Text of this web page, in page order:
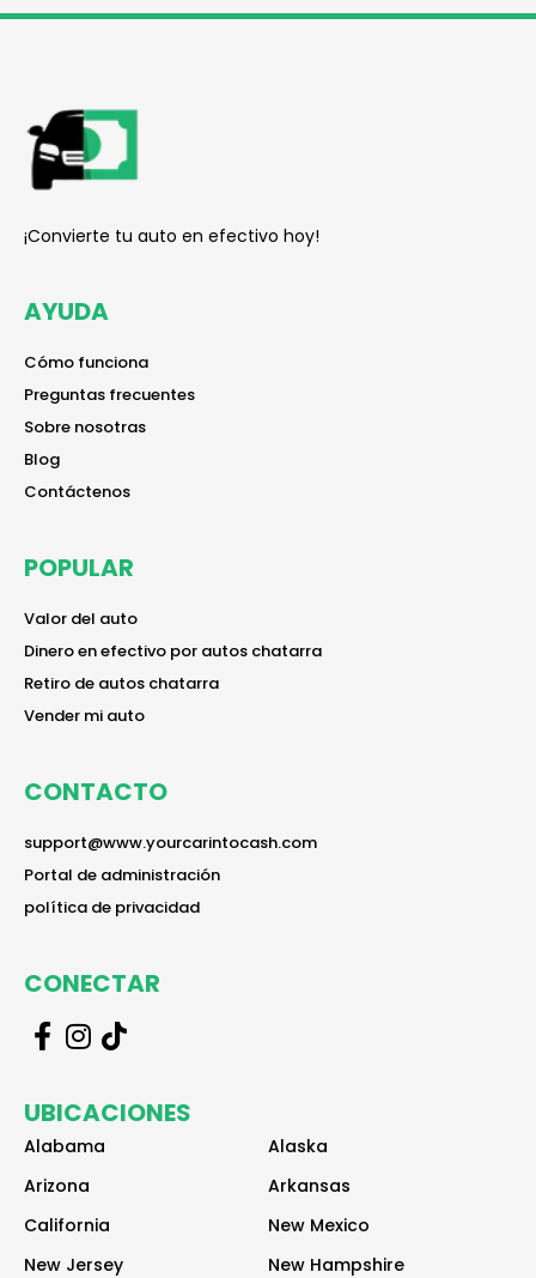
¡Convierte tu auto en efectivo hoy!
AYUDA
Cómo funciona
reader
Preguntas frecuentes
reader
Sobre nosotras
reader
Blog
reader
Contáctenos
reader
POPULAR
Valor del auto
reader
Dinero en efectivo por autos chatarra
reader
Retiro de autos chatarra
reader
Vender mi auto
reader
CONTACTO
support@www.yourcarintocash.com
reader
Portal de administración
reader
política de privacidad
reader
CONECTAR
d
e
d
e
d
e
UBICACIONES
Alabama
Alaska
Arizona
Arkansas
California
New Mexico
New Jersey
New Hampshire